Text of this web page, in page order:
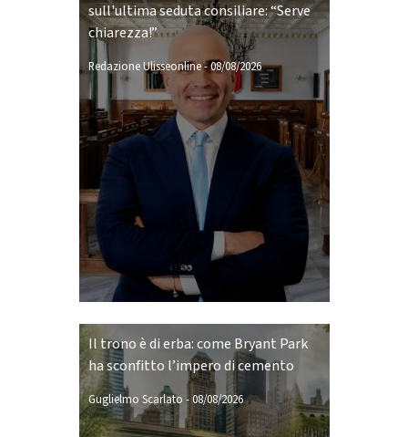
sull'ultima seduta consiliare: “Serve
chiarezza!”
Redazione Ulisseonline-08/08/2026
Il trono è di erba: come Bryant Park
ha sconfitto l’impero di cemento
Guglielmo Scarlato -08/08/2026